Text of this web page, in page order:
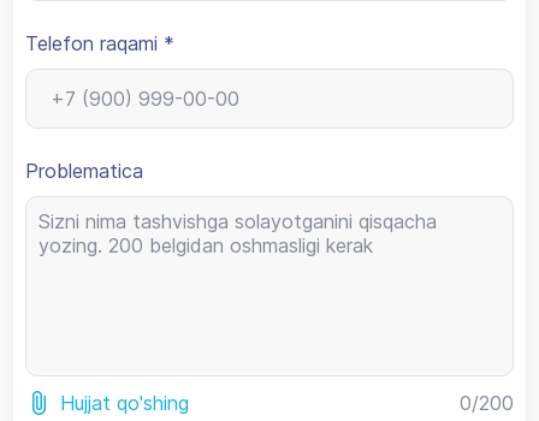
Telefon raqami *
Problematica
Hujjat qo'shing 0/200